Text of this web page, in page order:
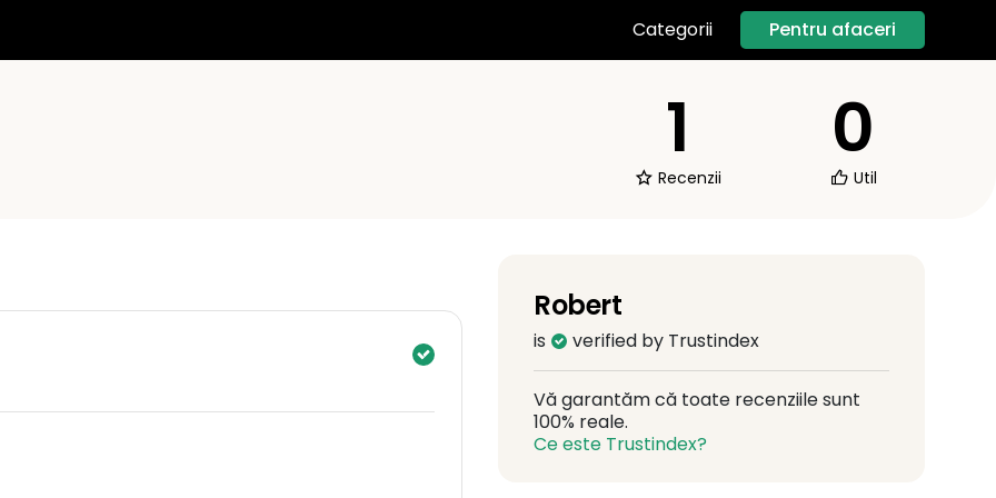
Categorii Pentru afaceri
1
Recenzii
0
Util
Robert
is verified by Trustindex
Vă garantăm că toate recenziile sunt
100% reale.
Ce este Trustindex?